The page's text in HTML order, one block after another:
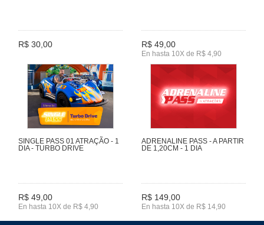
R$ 30,00 R$ 49,00
En hasta 10X de R$ 4,90
SINGLE PASS 01 ATRAÇÃO - 1
DIA - TURBO DRIVE
R$ 49,00
En hasta 10X de R$ 4,90
ADRENALINE PASS - A PARTIR
DE 1,20CM - 1 DIA
R$ 149,00
En hasta 10X de R$ 14,90